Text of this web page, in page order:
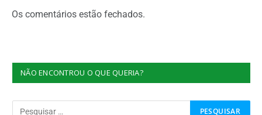
Os comentários estão fechados.
NÃO ENCONTROU O QUE QUERIA?